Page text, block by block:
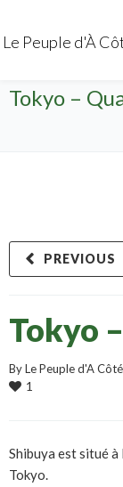
Tokyo –
PREVIOUS
Tokyo
By Le Peuple d'A Côté
1
Shibuya est situé à
Tokyo.
Le Peuple d'À